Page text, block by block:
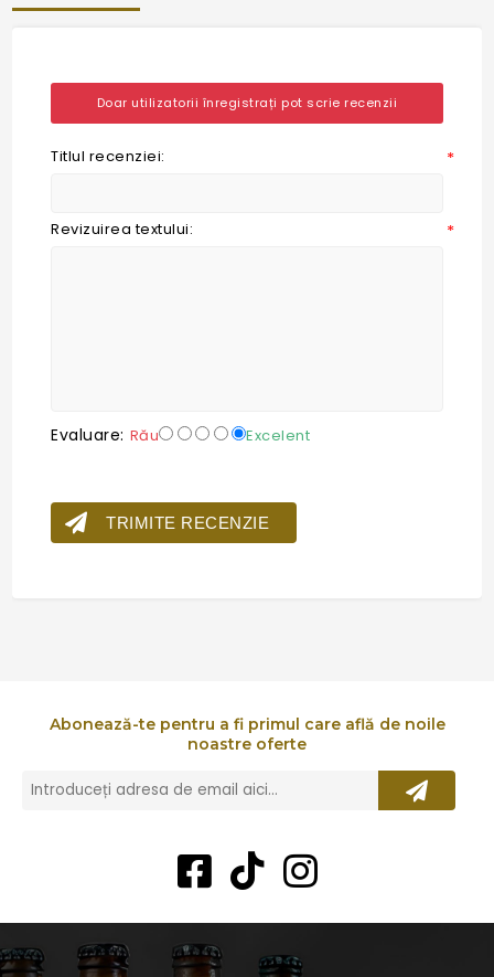
Doar utilizatorii înregistrați pot scrie recenzii
Titlul recenziei: *
Revizuirea textului: *
Evaluare: Rău Excelent
TRIMITE RECENZIE
Abonează-te pentru a fi primul care află de noile
noastre oferte